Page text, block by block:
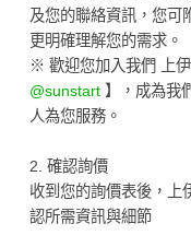
及您的聯絡資訊，您可
更明確理解您的需求。
※ 歡迎您加入我們 上
@sunstart】，成為我
人為您服務。
2. 確認詢價
收到您的詢價表後，上
認所需資訊與細節